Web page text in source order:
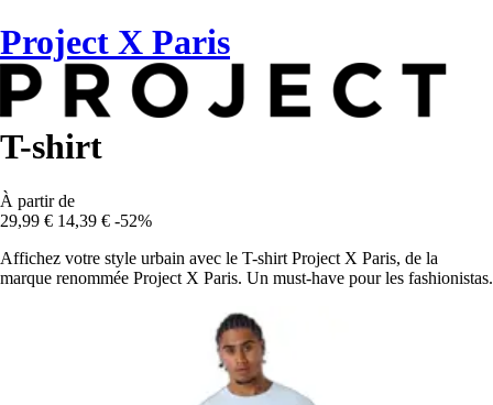
Project X Paris
T-shirt
À partir de
29,99 € 14,39 € -52%
Affichez votre style urbain avec le T-shirt Project X Paris, de la
marque renommée Project X Paris. Un must-have pour les fashionistas.